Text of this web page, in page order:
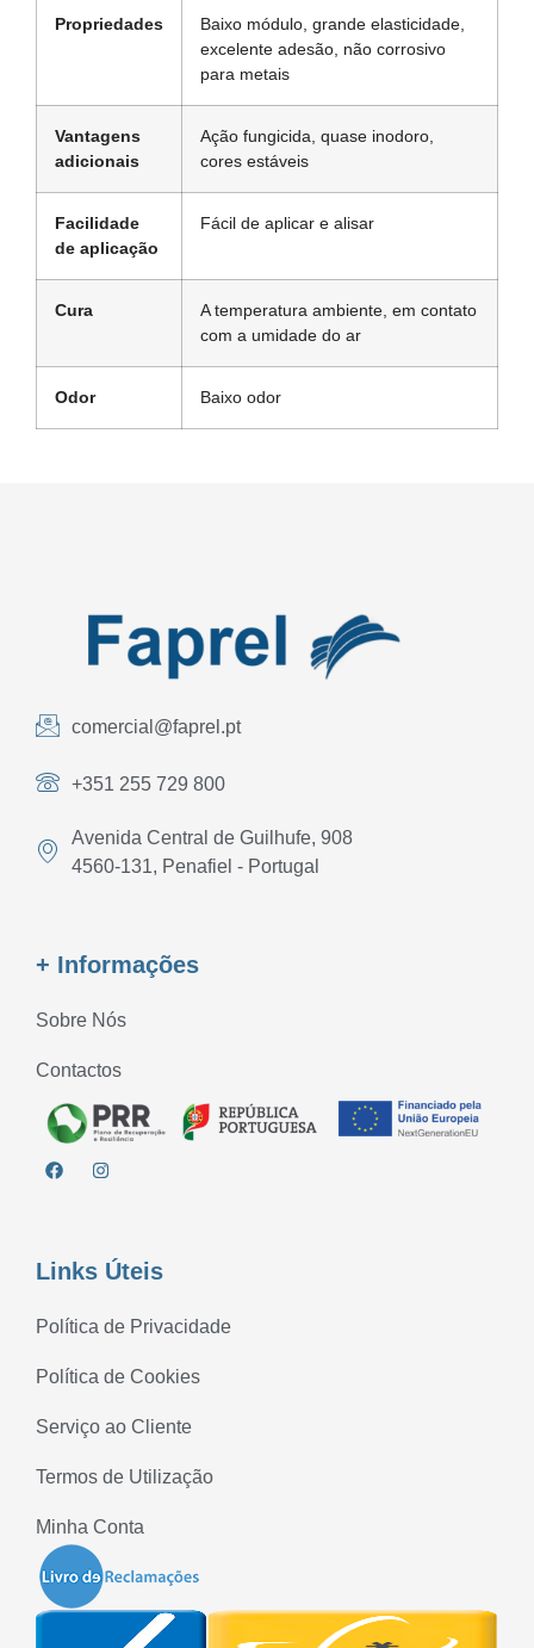
Propriedades
Baixo módulo, grande elasticidade,
excelente adesão, não corrosivo
para metais
Vantagens
adicionais
Ação fungicida, quase inodoro,
cores estáveis
Facilidade
de aplicação
Fácil de aplicar e alisar
Cura
A temperatura ambiente, em contato
com a umidade do ar
Odor Baixo odor
comercial@faprel.pt
+351 255 729 800
Avenida Central de Guilhufe, 908
4560-131, Penafiel - Portugal
+ Informações
Sobre Nós
Contactos
Links Úteis
Política de Privacidade
Política de Cookies
Serviço ao Cliente
Termos de Utilização
Minha Conta